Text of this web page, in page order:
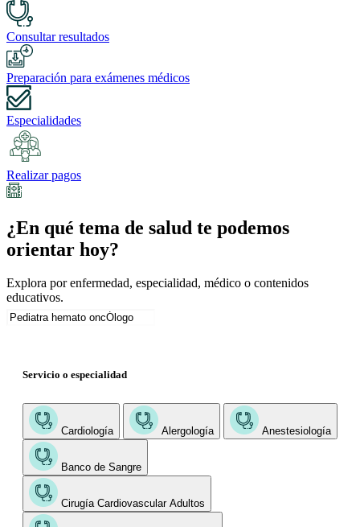
Consultar resultados
Preparación para exámenes médicos
Especialidades
Realizar pagos
¿En qué tema de salud te podemos
orientar hoy?
Explora por enfermedad, especialidad, médico o contenidos
educativos.
Servicio o especialidad
Cardiología Alergología Anestesiología
Banco de Sangre
Cirugía Cardiovascular Adultos